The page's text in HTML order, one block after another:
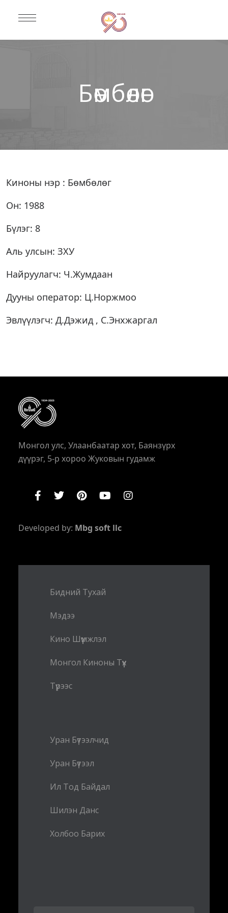
Бөмбөлөг
Киноны нэр : Бөмбөлөг
Он: 1988
Бүлэг: 8
Аль улсын: ЗХУ
Найруулагч: Ч.Жумдаан
Дууны оператор: Ц.Норжмоо
Эвлүүлэгч: Д.Дэжид , С.Энхжаргал
Монгол улс, Улаанбаатар хот, Баянзүрх
дүүрэг, 5-р хороо Жуковын гудамж
Developed by: Mbg soft llc
Бидний Тухай
Мэдээ
Кино Шүүмжлэл
Монгол Киноны Түүх
Түрээс
Уран Бүтээлчид
Уран Бүтээл
Ил Тод Байдал
Шилэн Данс
Холбоо Барих